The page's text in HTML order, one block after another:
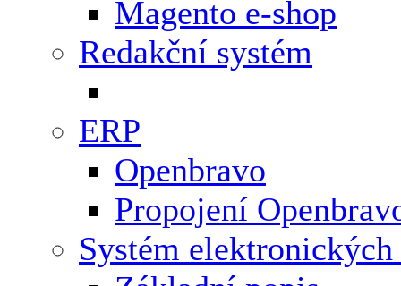
Magento e-shop
Redakční systém
ERP
Openbravo
Propojení
Systém elektronických